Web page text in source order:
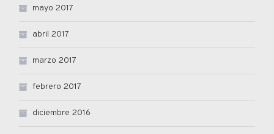
mayo 2017
abril 2017
marzo 2017
febrero 2017
diciembre 2016